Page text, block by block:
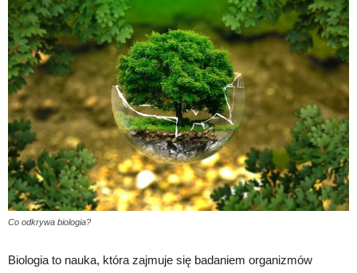
Co odkrywa biologia?
Biologia to nauka, która zajmuje się badaniem organizmów